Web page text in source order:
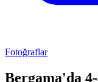
Fotoğraflar
Bergama'da 4-